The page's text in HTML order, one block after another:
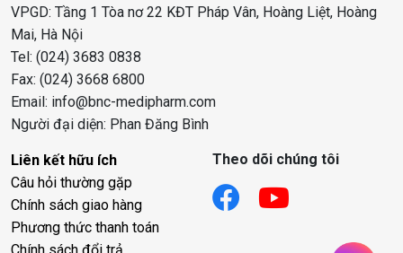
VPGD: Tầng 1 Tòa nơ 22 KĐT Pháp Vân, Hoàng Liệt, Hoàng
Mai, Hà Nội
Tel: (024) 3683 0838
Fax: (024) 3668 6800
Email: info@bnc-medipharm.com
Người đại diện: Phan Đăng Bình
Liên kết hữu ích
Câu hỏi thường gặp
Chính sách giao hàng
Phương thức thanh toán
Theo dõi chúng tôi